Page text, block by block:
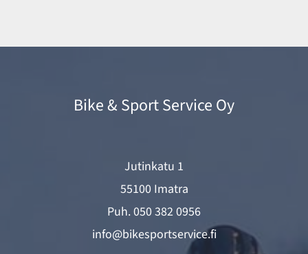
Bike & Sport Service Oy
Jutinkatu 1
55100 Imatra
Puh.050 382 0956
info@bikesportservice.fi